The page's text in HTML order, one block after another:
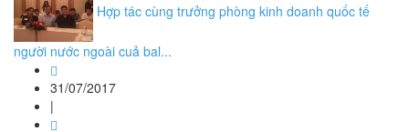
Hợp tác cùng trưởng phòng kinh doanh quốc tế
người nước ngoài cuả bal...
31/07/2017
|